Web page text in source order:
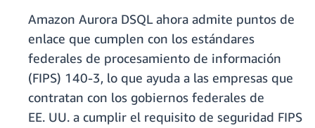
Amazon Aurora DSQL ahora admite puntos de
enlace que cumplen con los estándares
federales de procesamiento de información
(FIPS) 140-3, lo que ayuda a las empresas que
contratan con los gobiernos federales de
EE. UU. a cumplir el requisito de seguridad FIPS